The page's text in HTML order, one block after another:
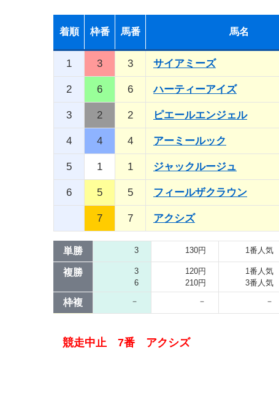
着順 枠番 馬番 馬名
1 3 3 サイアミーズ
2 6 6 ハーティーアイズ
3 2 2 ピエールエンジェル
4 4 4 アーミールック
5 1 1 ジャックルージュ
6 5 5 フィールザクラウン
7 7 アクシズ
単勝 3 130円 1番人気
複勝
3
6
120円
210円
1番人気
3番人気
枠複 － － －
競走中止 7番 アクシズ